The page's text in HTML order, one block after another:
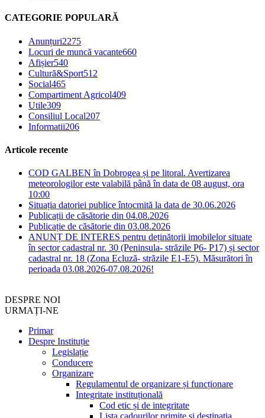
CATEGORIE POPULARĂ
Anunțuri2275
Locuri de muncă vacante660
Afișier540
Cultură&Sport512
Social465
Compartiment Agricol409
Utile309
Consiliul Local207
Informatii206
Articole recente
COD GALBEN în Dobrogea și pe litoral. Avertizarea
meteorologilor este valabilă până în data de 08 august, ora
10:00
Situația datoriei publice întocmită la data de 30.06.2026
Publicații de căsătorie din 04.08.2026
Publicație de căsătorie din 03.08.2026
ANUNȚ DE INTERES pentru deținătorii imobilelor situate
în sector cadastral nr. 30 (Peninsula- străzile P6- P17) și sector
cadastral nr. 18 (Zona Ecluză- străzile E1-E5). Măsurători în
perioada 03.08.2026-07.08.2026!
DESPRE NOI
URMAȚI-NE
Primar
Despre Instituție
Legislație
Conducere
Organizare
Regulamentul de organizare și funcționare
Integritate instituțională
Cod etic și de integritate
Lista cadourilor primite si destinatia